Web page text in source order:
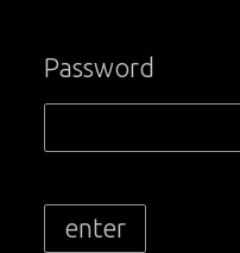
Password